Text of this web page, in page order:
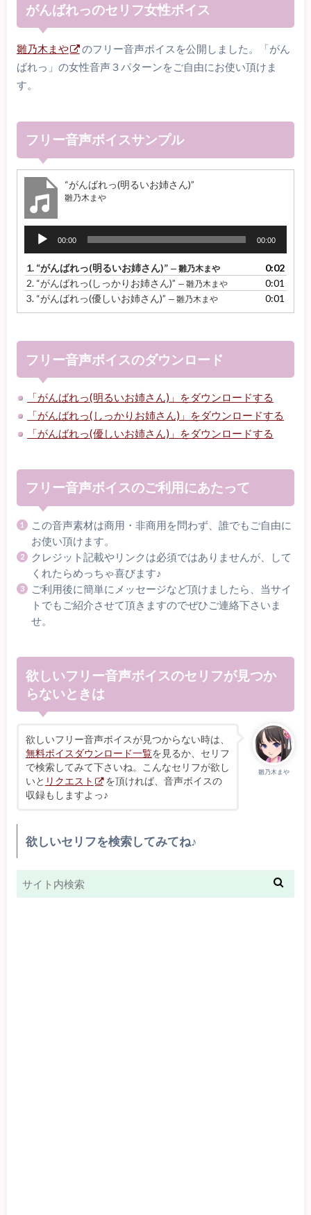
がんばれっのセリフ女性ボイス
雛乃木まや
のフリー音声ボイスを公開しました。「がん
ばれっ」の女性音声３パターンをご自由にお使い頂けま
す。
フリー音声ボイスサンプル
“がんばれっ(明るいお姉さん)”
雛乃木まや
レ
ー
ヤ
00:00 00:00
1. “がんばれっ(明るいお姉さん)” — 雛乃木まや
0:02
2. “がんばれっ(しっかりお姉さん)” — 雛乃木まや
0:01
3. “がんばれっ(優しいお姉さん)” — 雛乃木まや 0:01
フリー音声ボイスのダウンロード
「がんばれっ(明るいお姉さん)」をダウンロードする
「がんばれっ(しっかりお姉さん)」をダウンロードする
「がんばれっ(優しいお姉さん)」をダウンロードする
フリー音声ボイスのご利用にあたって
この音声素材は商用・非商用を問わず、誰でもご自由に
お使い頂けます。
クレジット記載やリンクは必須ではありませんが、して
くれたらめっちゃ喜びます♪
ご利用後に簡単にメッセージなど頂けましたら、当サイ
トでもご紹介させて頂きますのでぜひご連絡下さいま
せ。
欲しいフリー音声ボイスのセリフが見つか
らないときは
雛乃木まや
欲しいフリー音声ボイスが見つからない時は、
無料ボイスダウンロード一覧を見るか、セリフ
で検索してみて下さいね。こんなセリフが欲し
いと リクエスト
を頂ければ、音声ボイスの
収録もしますよっ♪
欲しいセリフを検索してみてね♪